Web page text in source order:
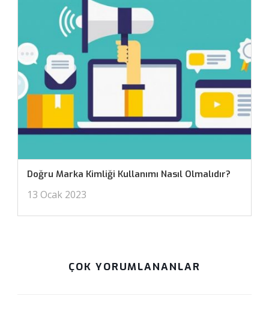
Doğru Marka Kimliği Kullanımı Nasıl Olmalıdır?
13 Ocak 2023
ÇOK YORUMLANANLAR